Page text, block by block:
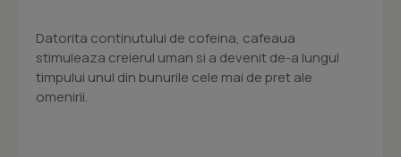
Datorita continutului de cofeina, cafeaua
stimuleaza creierul uman si a devenit de-a lungul
timpului unul din bunurile cele mai de pret ale
omenirii.